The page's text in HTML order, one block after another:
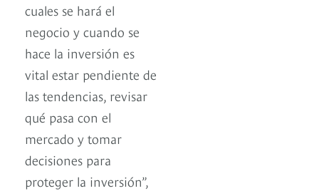
cuales se hará el
negocio y cuando se
hace la inversión es
vital estar pendiente de
las tendencias, revisar
qué pasa con el
mercado y tomar
decisiones para
proteger la inversión”,